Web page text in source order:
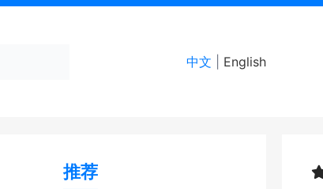
中文 English
推荐